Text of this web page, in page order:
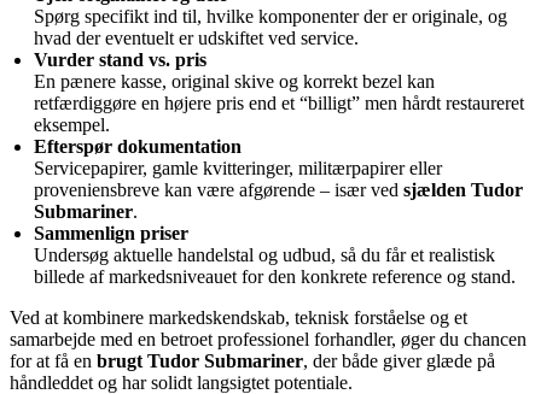
Spørg specifikt ind til, hvilke komponenter der er originale, og
hvad der eventuelt er udskiftet ved service.
Vurder stand vs. pris
En pænere kasse, original skive og korrekt bezel kan
retfærdiggøre en højere pris end et “billigt” men hårdt restaureret
eksempel.
Efterspør dokumentation
Servicepapirer, gamle kvitteringer, militærpapirer eller
proveniensbreve kan være afgørende – især ved sjælden Tudor
Submariner.
Sammenlign priser
Undersøg aktuelle handelstal og udbud, så du får et realistisk
billede af markedsniveauet for den konkrete reference og stand.
Ved at kombinere markedskendskab, teknisk forståelse og et
samarbejde med en betroet professionel forhandler, øger du chancen
for at få en brugt Tudor Submariner, der både giver glæde på
håndleddet og har solidt langsigtet potentiale.